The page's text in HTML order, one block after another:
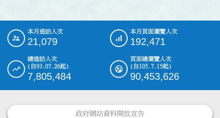
::: 本月造訪人次
21,079
本月頁面瀏覽人次
192,471
總造訪人次
(自93.07.26起)
7,805,484
頁面總瀏覽人次
(自105.7.15起)
90,453,626
政府網站資料開放宣告